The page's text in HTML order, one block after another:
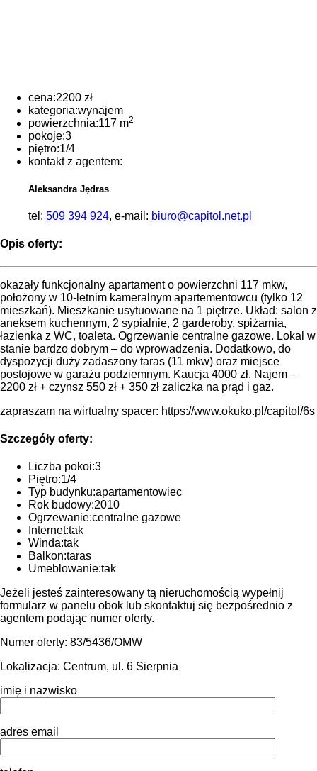
cena:2200 zł
kategoria:wynajem
powierzchnia:117 m2
pokoje:3
piętro:1/4
kontakt z agentem:
Aleksandra Jędras
tel: 509 394 924, e-mail: biuro@capitol.net.pl
Opis oferty:
okazały funkcjonalny apartament o powierzchni 117 mkw,
położony w 10-letnim kameralnym apartementowcu (tylko 12
mieszkań). Mieszkanie usytuowane na 1 piętrze. Układ: salon z
aneksem kuchennym, 2 sypialnie, 2 garderoby, spiżarnia,
łazienka z WC, toaleta. Ogrzewanie centralne gazowe. Lokal w
stanie bardzo dobrym – do wprowadzenia. Dodatkowo, do
dyspozycji duży zadaszony taras (11 mkw) oraz miejsce
postojowe w garażu podziemnym. Kaucja 4000 zł. Najem –
2200 zł + czynsz 550 zł + 350 zł zaliczka na prąd i gaz.
zapraszam na wirtualny spacer: https://www.okuko.pl/capitol/6s
Szczegóły oferty:
Liczba pokoi:3
Piętro:1/4
Typ budynku:apartamentowiec
Rok budowy:2010
Ogrzewanie:centralne gazowe
Internet:tak
Winda:tak
Balkon:taras
Umeblowanie:tak
Jeżeli jesteś zainteresowany tą nieruchomością wypełnij
formularz w panelu obok lub skontaktuj się bezpośrednio z
agentem podając numer oferty.
Numer oferty: 83/5436/OMW
Lokalizacja: Centrum, ul. 6 Sierpnia
imię i nazwisko
adres email